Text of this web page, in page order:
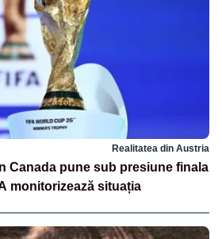
Realitatea din Austria
Canada pune sub presiune finala
monitorizează situația